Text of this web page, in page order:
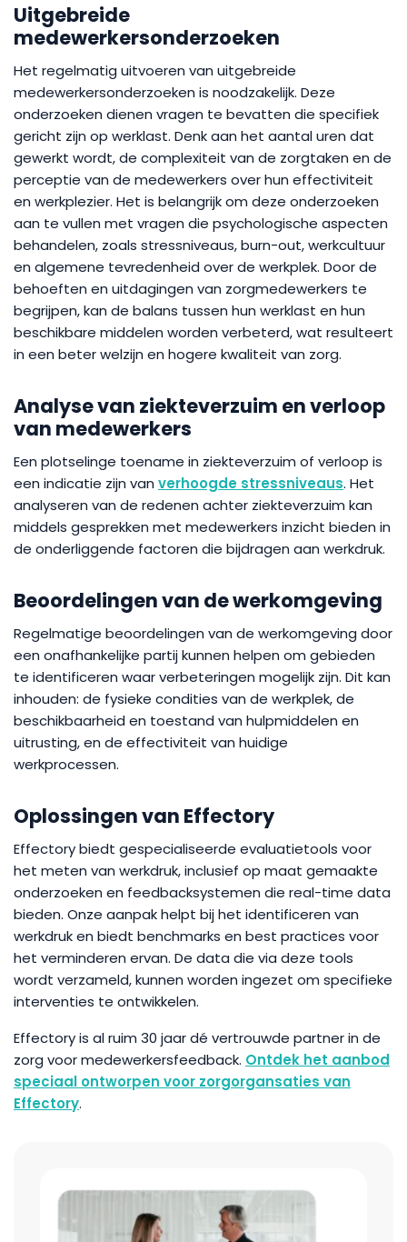
Uitgebreide
medewerkersonderzoeken
Het regelmatig uitvoeren van uitgebreide
medewerkersonderzoeken is noodzakelijk. Deze
onderzoeken dienen vragen te bevatten die specifiek
gericht zijn op werklast. Denk aan het aantal uren dat
gewerkt wordt, de complexiteit van de zorgtaken en de
perceptie van de medewerkers over hun effectiviteit
en werkplezier. Het is belangrijk om deze onderzoeken
aan te vullen met vragen die psychologische aspecten
behandelen, zoals stressniveaus, burn-out, werkcultuur
en algemene tevredenheid over de werkplek. Door de
behoeften en uitdagingen van zorgmedewerkers te
begrijpen, kan de balans tussen hun werklast en hun
beschikbare middelen worden verbeterd, wat resulteert
in een beter welzijn en hogere kwaliteit van zorg.
Analyse van ziekteverzuim en verloop
van medewerkers
Een plotselinge toename in ziekteverzuim of verloop is
een indicatie zijn van verhoogde stressniveaus. Het
analyseren van de redenen achter ziekteverzuim kan
middels gesprekken met medewerkers inzicht bieden in
de onderliggende factoren die bijdragen aan werkdruk.
Beoordelingen van de werkomgeving
Regelmatige beoordelingen van de werkomgeving door
een onafhankelijke partij kunnen helpen om gebieden
te identificeren waar verbeteringen mogelijk zijn. Dit kan
inhouden: de fysieke condities van de werkplek, de
beschikbaarheid en toestand van hulpmiddelen en
uitrusting, en de effectiviteit van huidige
werkprocessen.
Oplossingen van Effectory
Effectory biedt gespecialiseerde evaluatietools voor
het meten van werkdruk, inclusief op maat gemaakte
onderzoeken en feedbacksystemen die real-time data
bieden. Onze aanpak helpt bij het identificeren van
werkdruk en biedt benchmarks en best practices voor
het verminderen ervan. De data die via deze tools
wordt verzameld, kunnen worden ingezet om specifieke
interventies te ontwikkelen.
Effectory is al ruim 30 jaar dé vertrouwde partner in de
zorg voor medewerkersfeedback. Ontdek het aanbod
speciaal ontworpen voor zorgorgansaties van
Effectory.